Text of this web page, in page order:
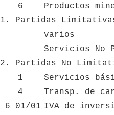
6
Productos
1. Partidas
varios
Servicios No
2. Partidas No
1
Servicios
4
Transp. de
6 01/01 IVA de